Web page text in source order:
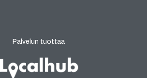
Palvelun tuottaa